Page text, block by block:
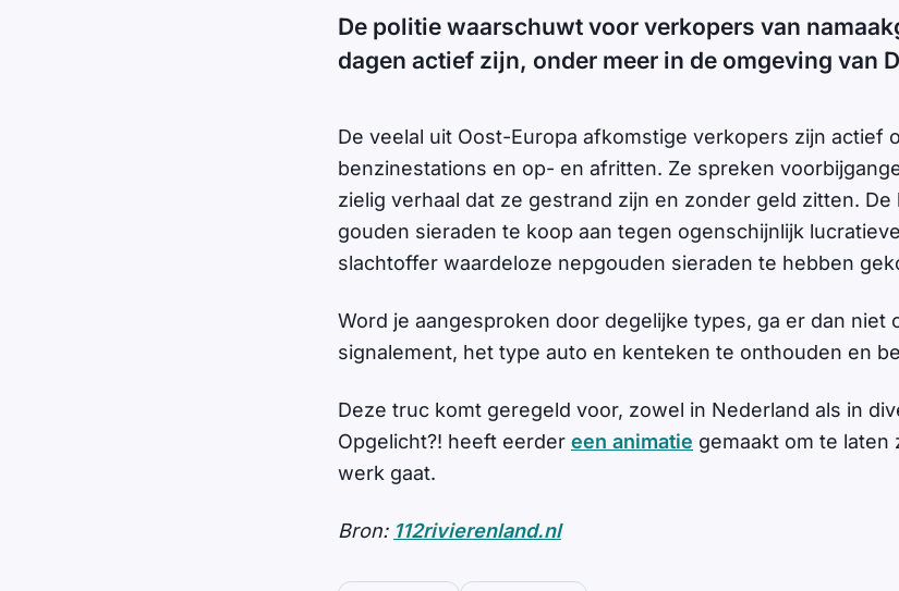
De politie waarschuwt voor verkopers van
dagen actief zijn, onder meer in de omgeving van
De veelal uit Oost-Europa afkomstige verkopers zijn actief
benzinestations en op- en afritten. Ze spreken
zielig verhaal dat ze gestrand zijn en zonder geld zitten. De
gouden sieraden te koop aan tegen ogenschijnlijk
slachtoffer waardeloze nepgouden sieraden te hebben
Word je aangesproken door degelijke types, ga er dan niet
signalement, het type auto en kenteken te onthouden en
Deze truc komt geregeld voor, zowel in Nederland als in
Opgelicht?! heeft eerder een animatie gemaakt om te laten
werk gaat.
Bron: 112rivierenland.nl